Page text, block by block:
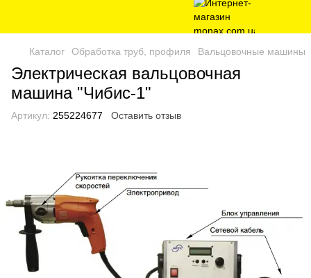
Каталог Обработка труб, профиля Вальцовочные машины
Электрическая вальцовочная
машина "Чибис-1"
Артикул: 255224677 Оставить отзыв